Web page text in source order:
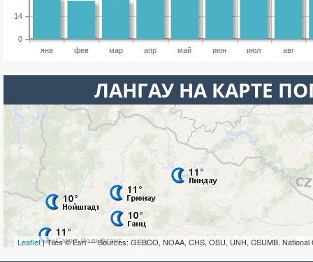
янв фев мар апр май июн июл авг
0
14
ЛАНГАУ НА КАРТЕ
Leaflet| Tiles © Esri — Sources: GEBCO, NOAA, CHS, OSU, UNH, CSUMB, National